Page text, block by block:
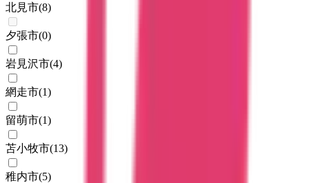
北見市(8)
夕張市(0)
岩見沢市(4)
網走市(1)
留萌市(1)
苫小牧市(13)
稚内市(5)